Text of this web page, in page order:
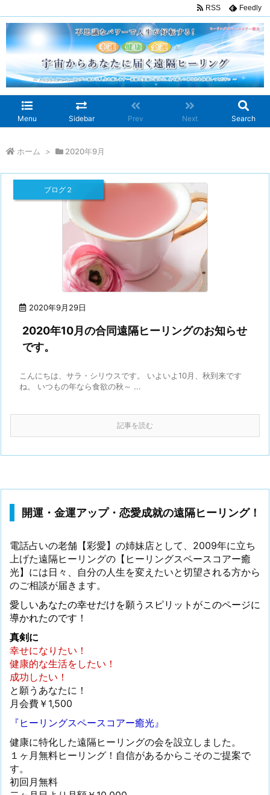
Menu Sidebar Prev Next Search
RSS Feedly
ホーム > 2020年9月
2020年9月29日
ブログ２
2020年10月の合同遠隔ヒーリングのお知らせ
です。
こんにちは、サラ・シリウスです。 いよいよ10月、秋到来です
ね。 いつもの年なら食欲の秋～ ...
記事を読む
開運・金運アップ・恋愛成就の遠隔ヒーリング！
電話占いの老舗【彩愛】の姉妹店として、2009年に立ち
上げた遠隔ヒーリングの【ヒーリングスペースコアー癒
光】には日々、自分の人生を変えたいと切望される方から
のご相談が届きます。
愛しいあなたの幸せだけを願うスピリットがこのページに
導かれたのです！
真剣に
幸せになりたい！
健康的な生活をしたい！
成功したい！
と願うあなたに！
月会費￥1,500
『ヒーリングスペースコアー癒光』
健康に特化した遠隔ヒーリングの会を設立しました。
１ヶ月無料ヒーリング！自信があるからこそのご提案で
す。
初回月無料